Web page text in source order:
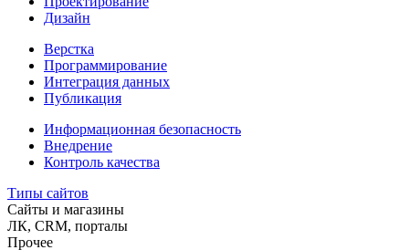
Дизайн
Верстка
Программирование
Интеграция данных
Публикация
Информационная безопасность
Внедрение
Контроль качества
Типы сайтов
Сайты и магазины
ЛК, CRM, порталы
Прочее